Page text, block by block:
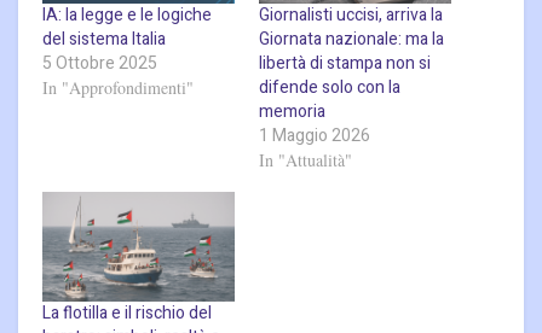
IA: la legge e le logiche
del sistema Italia
5 Ottobre 2025
In "Approfondimenti"
Giornalisti uccisi, arriva la
Giornata nazionale: ma la
libertà di stampa non si
difende solo con la
memoria
1 Maggio 2026
In "Attualità"
La flotilla e il rischio del